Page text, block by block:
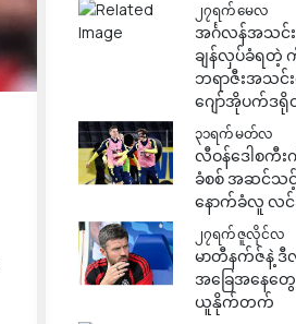
၂၇ရက် မေလ
အင်္ဂလန်အသင်း
ချန်လှပ်ခံရတဲ့
ဘရာဇီးအသင်း
ဂျော်အိုပက်ဒ
၃၁ရက် မတ်လ
လီဝန်ဒေါစကီ
ခံစစ် အဆင်သင့်
နောက်ခံလူ လင်ဒီ
၂၇ရက် ဇူလိုင်လ
မာတီနက်ဇ်နဲ့ ဒီ
အခြေအနေတွ
ယူနိုက်တက်